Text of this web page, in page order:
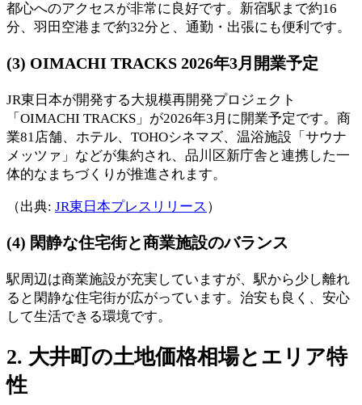
都心へのアクセスが非常に良好です。新宿駅まで約16
分、羽田空港まで約32分と、通勤・出張にも便利です。
(3) OIMACHI TRACKS 2026年3月開業予定
JR東日本が開発する大規模再開発プロジェクト
「OIMACHI TRACKS」が2026年3月に開業予定です。商
業81店舗、ホテル、TOHOシネマズ、温浴施設「サウナ
メッツァ」などが集約され、品川区新庁舎と連携した一
体的なまちづくりが推進されます。
（出典: JR東日本プレスリリース ）
(4) 閑静な住宅街と商業施設のバランス
駅周辺は商業施設が充実していますが、駅から少し離れ
ると閑静な住宅街が広がっています。治安も良く、安心
して生活できる環境です。
2. 大井町の土地価格相場とエリア特
性